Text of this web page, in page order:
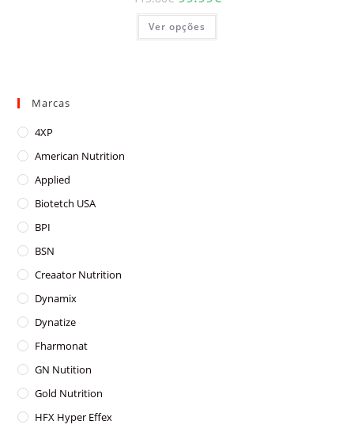
preço
original
era:
115.80€.
preço
Ver opções
This
has
Marcas
4XP
American Nutrition
Applied
Biotetch USA
BPI
BSN
Creaator Nutrition
Dynamix
Dynatize
Fharmonat
GN Nutition
Gold Nutrition
HFX Hyper Effex